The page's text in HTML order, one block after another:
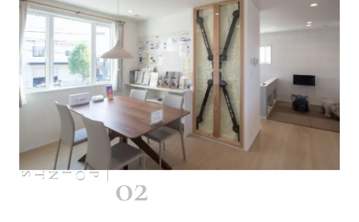
POINTS 02